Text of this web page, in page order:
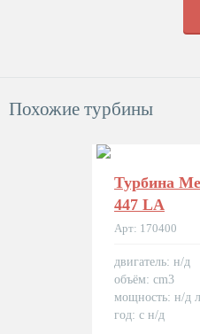
Похожие турбины
Турбина
447 LA
Арт: 170400
двигатель: н/д
объём: cm3
мощность: н/д
год: с н/д